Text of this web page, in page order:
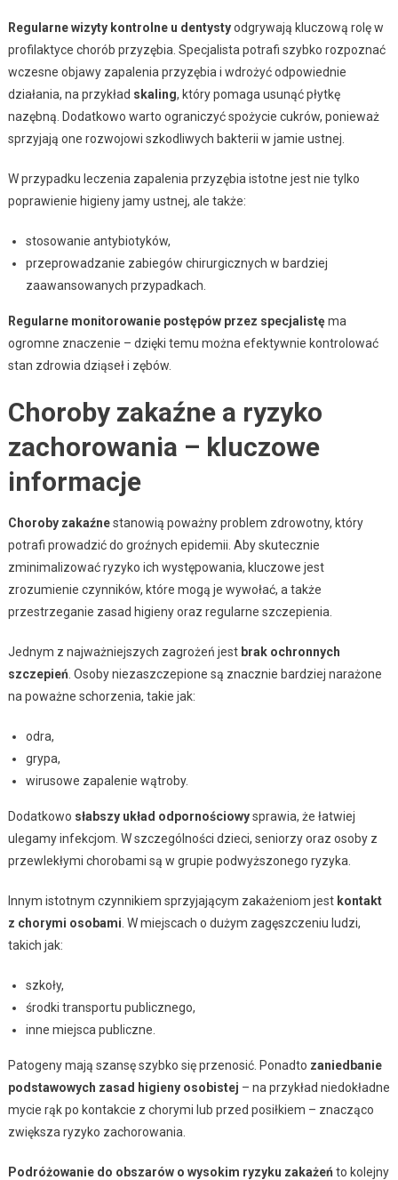
Regularne wizyty kontrolne u dentystyodgrywają kluczową rolę w
profilaktyce chorób przyzębia. Specjalista potrafi szybko rozpoznać
wczesne objawy zapalenia przyzębia i wdrożyć odpowiednie
działania, na przykład skaling, który pomaga usunąć płytkę
nazębną. Dodatkowo warto ograniczyć spożycie cukrów, ponieważ
sprzyjają one rozwojowi szkodliwych bakterii w jamie ustnej.
W przypadku leczenia zapalenia przyzębia istotne jest nie tylko
poprawienie higieny jamy ustnej, ale także:
stosowanie antybiotyków,
przeprowadzanie zabiegów chirurgicznych w bardziej
zaawansowanych przypadkach.
Regularne monitorowanie postępów przez specjalistęma
ogromne znaczenie – dzięki temu można efektywnie kontrolować
stan zdrowia dziąseł i zębów.
Choroby zakaźne a ryzyko
zachorowania – kluczowe
informacje
Choroby zakaźnestanowią poważny problem zdrowotny, który
potrafi prowadzić do groźnych epidemii. Aby skutecznie
zminimalizować ryzyko ich występowania, kluczowe jest
zrozumienie czynników, które mogą je wywołać, a także
przestrzeganie zasad higieny oraz regularne szczepienia.
Jednym z najważniejszych zagrożeń jest brak ochronnych
szczepień . Osoby niezaszczepione są znacznie bardziej narażone
na poważne schorzenia, takie jak:
odra,
grypa,
wirusowe zapalenie wątroby.
Dodatkowo słabszy układ odpornościowysprawia, że łatwiej
ulegamy infekcjom. W szczególności dzieci, seniorzy oraz osoby z
przewlekłymi chorobami są w grupie podwyższonego ryzyka.
Innym istotnym czynnikiem sprzyjającym zakażeniom jest kontakt
z chorymi osobami . W miejscach o dużym zagęszczeniu ludzi,
takich jak:
szkoły,
środki transportu publicznego,
inne miejsca publiczne.
Patogeny mają szansę szybko się przenosić. Ponadto zaniedbanie
podstawowych zasad higieny osobistej – na przykład niedokładne
mycie rąk po kontakcie z chorymi lub przed posiłkiem – znacząco
zwiększa ryzyko zachorowania.
Podróżowanie do obszarów o wysokim ryzyku zakażeń to kolejny